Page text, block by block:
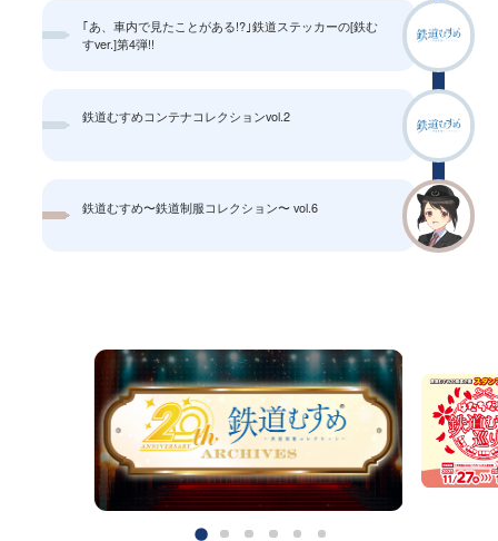
｢あ、車内で見たことがある!?｣鉄道ステッカーの[鉄む
すver.]第4弾!!
鉄道むすめコンテナコレクションvol.2
鉄道むすめ〜鉄道制服コレクション〜 vol.6